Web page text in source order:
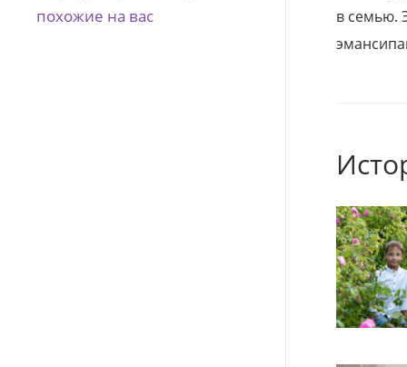
в семью.